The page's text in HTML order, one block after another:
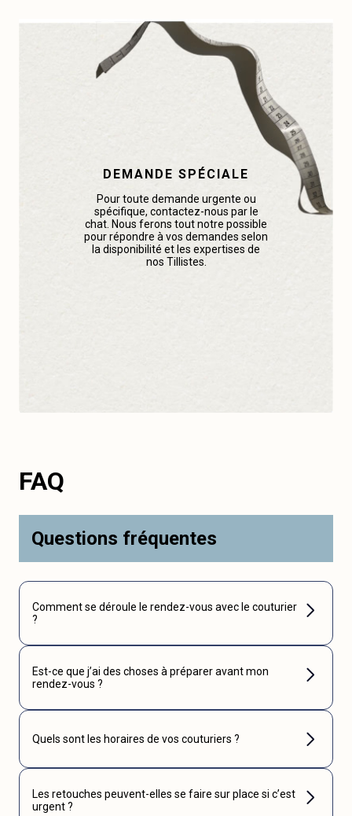
DEMANDE SPÉCIALE
Pour toute demande urgente ou
spécifique, contactez-nous par le
chat. Nous ferons tout notre possible
pour répondre à vos demandes selon
la disponibilité et les expertises de
nos Tillistes.
FAQ
Questions fréquentes
Comment se déroule le rendez-vous avec le couturier
?
Est-ce que j’ai des choses à préparer avant mon
rendez-vous ?
Quels sont les horaires de vos couturiers ?
Les retouches peuvent-elles se faire sur place si c’est
urgent ?